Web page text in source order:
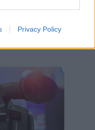
Privacy Policy